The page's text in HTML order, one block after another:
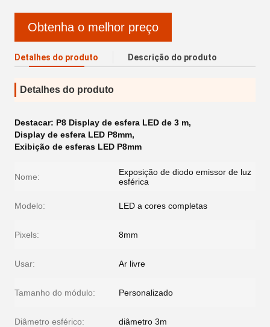
Obtenha o melhor preço
Detalhes do produto Descrição do produto
Detalhes do produto
Destacar: P8 Display de esfera LED de 3 m,
Display de esfera LED P8mm,
Exibição de esferas LED P8mm
Nome:
Exposição de diodo emissor de luz
esférica
Modelo: LED a cores completas
Pixels: 8mm
Usar: Ar livre
Tamanho do módulo: Personalizado
Diâmetro esférico: diâmetro 3m